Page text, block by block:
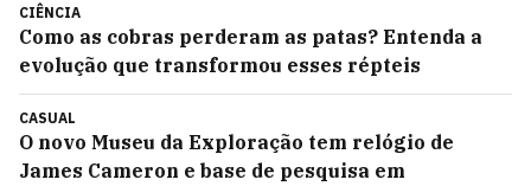
CIÊNCIA
Como as cobras perderam as patas? Entenda a
evolução que transformou esses répteis
CASUAL
O novo Museu da Exploração tem relógio de
James Cameron e base de pesquisa em